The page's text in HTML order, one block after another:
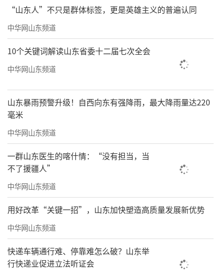
“山东人”不只是群体标签，更是英雄主义的普遍认同
中华网山东频道
10个关键词解读山东省委十二届七次全会
中华网山东频道
山东暴雨预警升级！自西向东有强降雨，最大降雨量达220
毫米
中华网山东频道
一群山东医生的喀什情：“没有担当，当
不了援疆人”
中华网山东频道
用好改革“关键一招”，山东加快塑造高质量发展新优势
中华网山东频道
快递车辆通行难、停靠难怎么破？山东举
行快递业促进立法听证会